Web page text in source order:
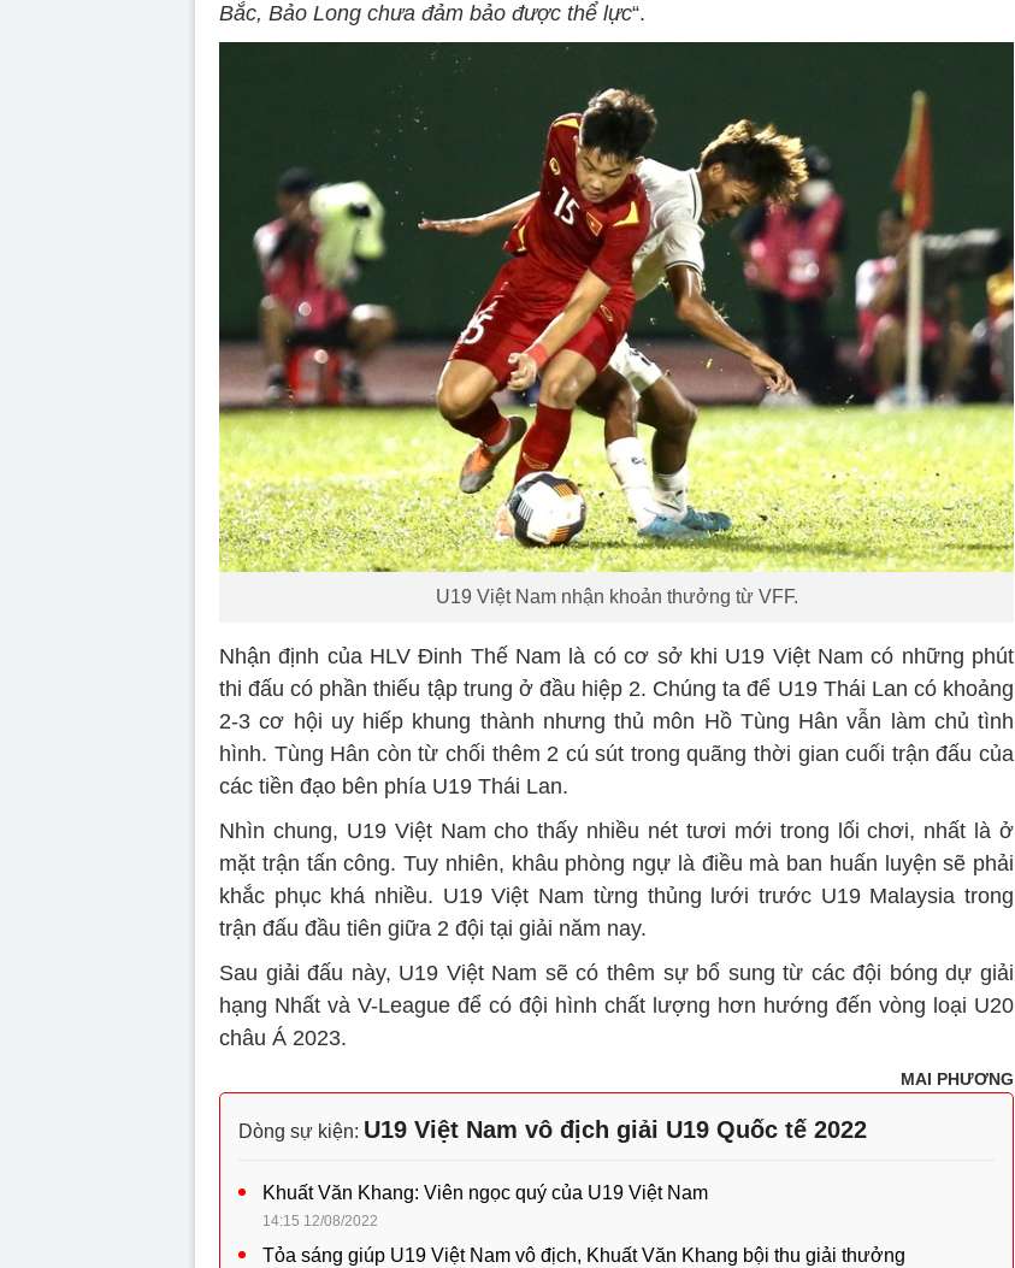
Bắc, Bảo Long chưa đảm bảo được thể lực“.
U19 Việt Nam nhận khoản thưởng từ VFF.
Nhận định của HLV Đinh Thế Nam là có cơ sở khi U19 Việt Nam có những phút
thi đấu có phần thiếu tập trung ở đầu hiệp 2. Chúng ta để U19 Thái Lan có khoảng
2-3 cơ hội uy hiếp khung thành nhưng thủ môn Hồ Tùng Hân vẫn làm chủ tình
hình. Tùng Hân còn từ chối thêm 2 cú sút trong quãng thời gian cuối trận đấu của
các tiền đạo bên phía U19 Thái Lan.
Nhìn chung, U19 Việt Nam cho thấy nhiều nét tươi mới trong lối chơi, nhất là ở
mặt trận tấn công. Tuy nhiên, khâu phòng ngự là điều mà ban huấn luyện sẽ phải
khắc phục khá nhiều. U19 Việt Nam từng thủng lưới trước U19 Malaysia trong
trận đấu đầu tiên giữa 2 đội tại giải năm nay.
Sau giải đấu này, U19 Việt Nam sẽ có thêm sự bổ sung từ các đội bóng dự giải
hạng Nhất và V-League để có đội hình chất lượng hơn hướng đến vòng loại U20
châu Á 2023.
MAI PHƯƠNG
Dòng sự kiện: U19 Việt Nam vô địch giải U19 Quốc tế 2022
Khuất Văn Khang: Viên ngọc quý của U19 Việt Nam
14:15 12/08/2022
Tỏa sáng giúp U19 Việt Nam vô địch, Khuất Văn Khang bội thu giải thưởng